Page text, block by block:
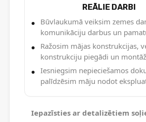
REĀLIE DARBI
Būvlaukumā veiksim zemes
komunikāciju darbus un
Ražosim mājas konstrukcijas,
konstrukciju piegādi un
Iesniegsim nepieciešamos
palīdzēsim māju nodot
Iepazīsties ar detalizētiem